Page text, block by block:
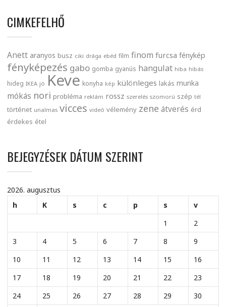
CIMKEFELHŐ
Anett aranyos busz ciki drága ebéd film finom furcsa fénykép
fényképezés gabo gomba gyanús hangulat hiba hibás
hideg IKEA jó Keve konyha kép különleges lakás munka
mókás nori probléma reklám rossz szerelés szomorú szép tél
történet unalmas vicces videó vélemény zene átverés érd
érdekes étel
BEJEGYZÉSEK DÁTUM SZERINT
2026. augusztus
h
K s c p s
v
1
2
3
4 5 6 7 8
9
10
11 12 13 14 15
16
17
18 19 20 21 22
23
24
25 26 27 28 29
30